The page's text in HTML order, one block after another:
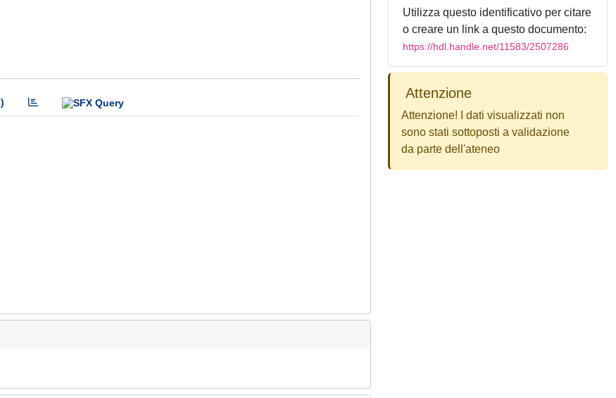
Utilizza questo identificativo per citare
o creare un link a questo documento:
https://hdl.handle.net/11583/2507286
Attenzione
Attenzione! I dati visualizzati non
sono stati sottoposti a validazione
da parte dell'ateneo